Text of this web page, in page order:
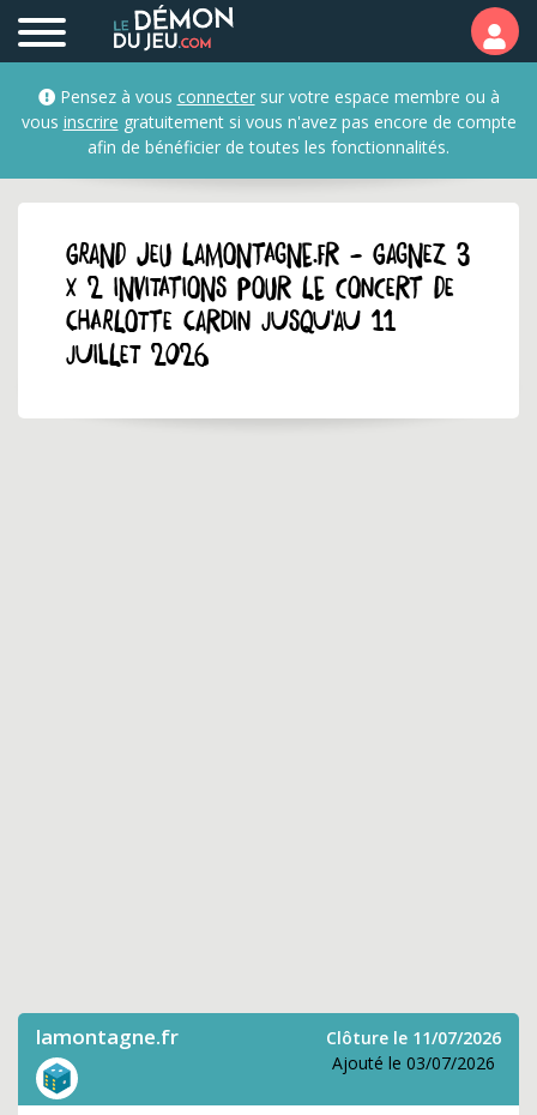
Pensez à vous connectersur votre espace membre ou à
vous inscrire gratuitement si vous n'avez pas encore de compte
afin de bénéficier de toutes les fonctionnalités.
GRAND JEU lamontagne.fr - Gagnez 3
x 2 invitations pour le concert de
Charlotte Cardin jusqu'au 11
juillet 2026
lamontagne.fr
Clôture le 11/07/2026
Ajouté le 03/07/2026